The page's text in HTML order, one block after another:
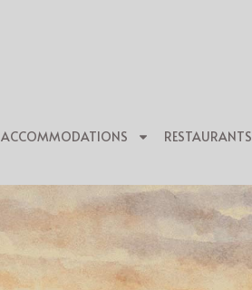
ACCOMMODATIONS RESTAURANTS